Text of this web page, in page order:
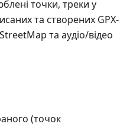
точки, треки у
та створених GPX-
та аудіо/відео
(точок